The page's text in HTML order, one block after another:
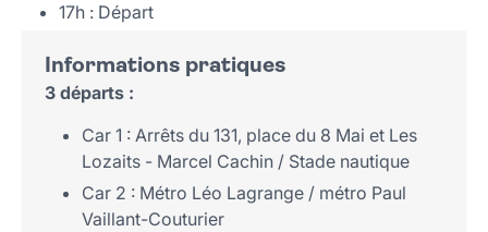
17h : Départ
Informations pratiques
3 départs :
Car 1 : Arrêts du 131, place du 8 Mai et Les
Lozaits - Marcel Cachin / Stade nautique
Car 2 : Métro Léo Lagrange / métro Paul
Vaillant-Couturier